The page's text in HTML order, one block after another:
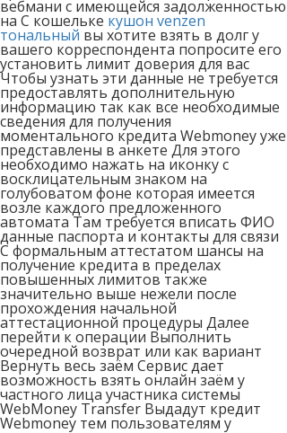
вебмани с имеющейся задолженностью
на С кошельке кушон venzen
тональный вы хотите взять в долг у
вашего корреспондента попросите его
установить лимит доверия для вас
Чтобы узнать эти данные не требуется
предоставлять дополнительную
информацию так как все необходимые
сведения для получения
моментального кредита Webmoney уже
представлены в анкете Для этого
необходимо нажать на иконку с
восклицательным знаком на
голубоватом фоне которая имеется
возле каждого предложенного
автомата Там требуется вписать ФИО
данные паспорта и контакты для связи
С формальным аттестатом шансы на
получение кредита в пределах
повышенных лимитов также
значительно выше нежели после
прохождения начальной
аттестационной процедуры Далее
перейти к операции Выполнить
очередной возврат или как вариант
Вернуть весь заём Сервис дает
возможность взять онлайн заём у
частного лица участника системы
WebMoney Transfer Выдадут кредит
Webmoney тем пользователям у